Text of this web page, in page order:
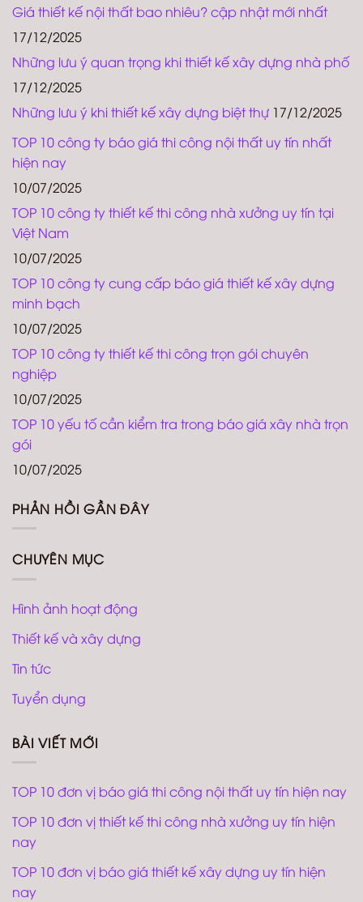
Giá thiết kế nội thất bao nhiêu? cập nhật mới nhất
17/12/2025
Những lưu ý quan trọng khi thiết kế xây dựng nhà phố
17/12/2025
Những lưu ý khi thiết kế xây dựng biệt thự 17/12/2025
TOP 10 công ty báo giá thi công nội thất uy tín nhất
hiện nay
10/07/2025
TOP 10 công ty thiết kế thi công nhà xưởng uy tín tại
Việt Nam
10/07/2025
TOP 10 công ty cung cấp báo giá thiết kế xây dựng
minh bạch
10/07/2025
TOP 10 công ty thiết kế thi công trọn gói chuyên
nghiệp
10/07/2025
TOP 10 yếu tố cần kiểm tra trong báo giá xây nhà trọn
gói
10/07/2025
PHẢN HỒI GẦN ĐÂY
CHUYÊN MỤC
Hình ảnh hoạt động
Thiết kế và xây dựng
Tin tức
Tuyển dụng
BÀI VIẾT MỚI
TOP 10 đơn vị báo giá thi công nội thất uy tín hiện nay
TOP 10 đơn vị thiết kế thi công nhà xưởng uy tín hiện
nay
TOP 10 đơn vị báo giá thiết kế xây dựng uy tín hiện
nay